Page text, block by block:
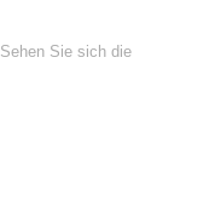
Sehen Sie sich die